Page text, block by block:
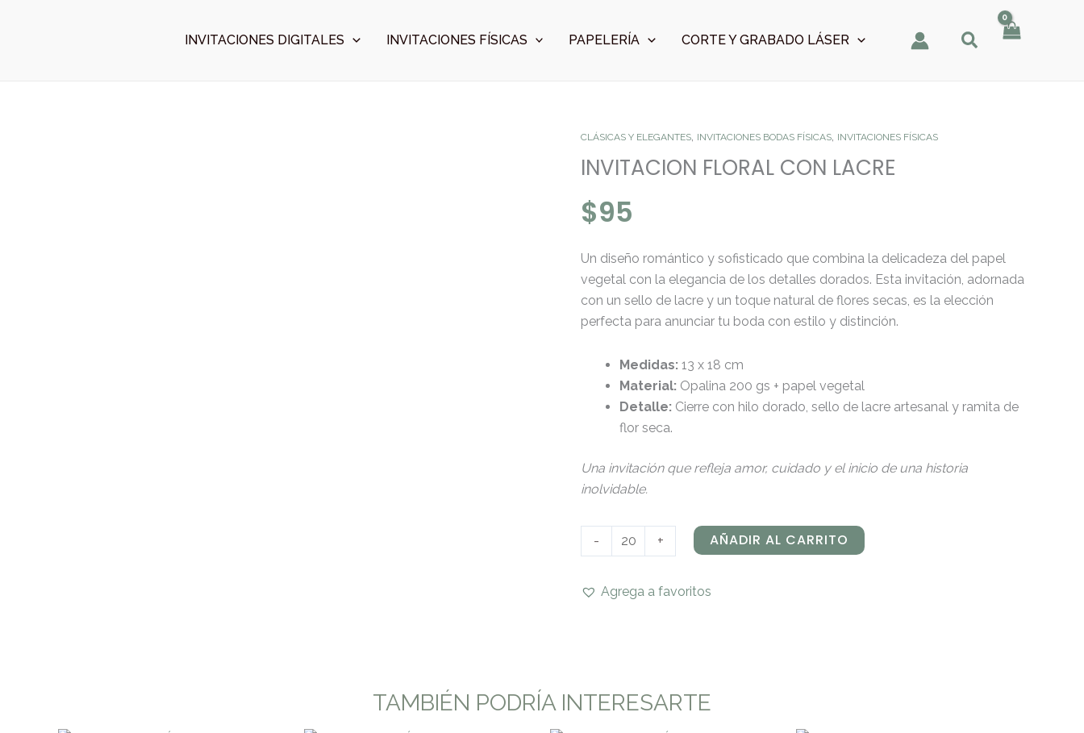
INVITACIONES DIGITALES INVITACIONES FÍSICAS PAPELERÍA CORTE Y GRABADO LÁSER
CLÁSICAS Y ELEGANTES, INVITACIONES BODAS FÍSICAS, INVITACIONES FÍSICAS
INVITACION FLORAL CON LACRE
$95
Un diseño romántico y sofisticado que combina la delicadeza del papel
vegetal con la elegancia de los detalles dorados. Esta invitación, adornada
con un sello de lacre y un toque natural de flores secas, es la elección
perfecta para anunciar tu boda con estilo y distinción.
Medidas: 13 x 18 cm
Material: Opalina 200 gs + papel vegetal
Detalle: Cierre con hilo dorado, sello de lacre artesanal y ramita de
flor seca.
Una invitación que refleja amor, cuidado y el inicio de una historia
inolvidable.
-
INVITACION
FLORAL
LACRE
cantidad
+ AÑADIR AL CARRITO
Agrega a favoritos
TAMBIÉN PODRÍA INTERESARTE